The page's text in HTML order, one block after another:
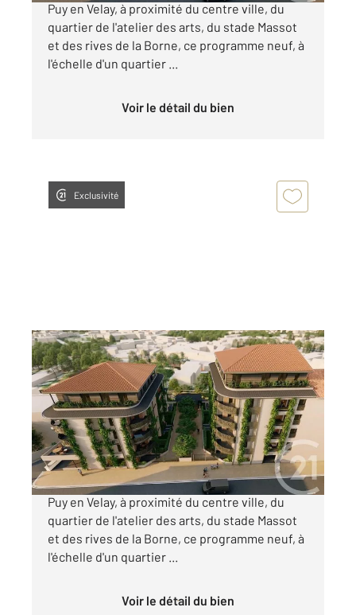
Puy en Velay, à proximité du centre ville, du
quartier de l'atelier des arts, du stade Massot
et des rives de la Borne, ce programme neuf, à
l'échelle d'un quartier ...
Voir le détail du bien
Exclusivité
LE PUY EN VELAY 43
81,82 m2, 4 pièces
Ref : 2076
Appartement T3 à vendre
318 000 €
« Les Balcons d'Anicium » Idéalement situé au
Puy en Velay, à proximité du centre ville, du
quartier de l'atelier des arts, du stade Massot
et des rives de la Borne, ce programme neuf, à
l'échelle d'un quartier ...
Voir le détail du bien